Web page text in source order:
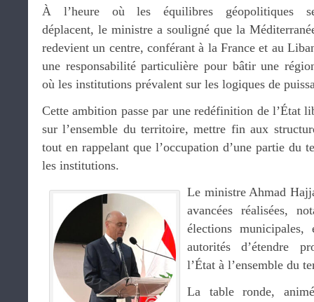
À l’heure où les équilibres géopolitiques
déplacent, le ministre a souligné que la
redevient un centre, conférant à la France et au
une responsabilité particulière pour bâtir une
où les institutions prévalent sur les logiques de
Cette ambition passe par une redéfinition de l’État
sur l’ensemble du territoire, mettre fin aux
tout en rappelant que l’occupation d’une partie du
les institutions.
Le ministre Ahmad
avancées réalisées,
élections
autorités d’étendre
l’État à l’ensemble du
La table ronde,